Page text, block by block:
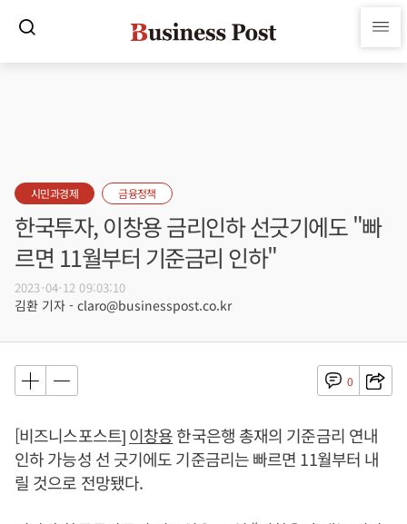
시민과경제 금융정책
한국투자, 이창용 금리인하 선긋기에도 "빠
르면 11월부터 기준금리 인하"
2023-04-12 09:03:10
김환 기자 - claro@businesspost.co.kr
0
[비즈니스포스트]이창용한국은행 총재의 기준금리 연내
인하 가능성 선 긋기에도 기준금리는 빠르면 11월부터 내
릴 것으로 전망됐다.